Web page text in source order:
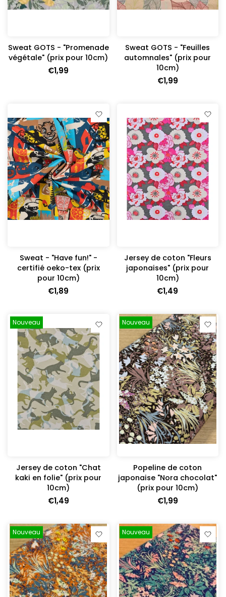
Sweat GOTS - "Promenade
végétale" (prix pour 10cm)
€1,99
Sweat GOTS - "Feuilles
automnales" (prix pour
10cm)
€1,99
Sweat - "Have fun!" -
certifié oeko-tex (prix
pour 10cm)
€1,89
Jersey de coton "Fleurs
japonaises" (prix pour
10cm)
€1,49
Nouveau
Jersey de coton "Chat
kaki en folie" (prix pour
10cm)
€1,49
Nouveau
Popeline de coton
japonaise "Nora chocolat"
(prix pour 10cm)
€1,99
Nouveau Nouveau